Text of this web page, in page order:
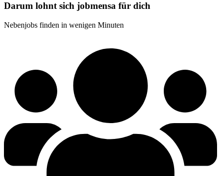
Darum lohnt sich jobmensa für dich
Nebenjobs finden in wenigen Minuten